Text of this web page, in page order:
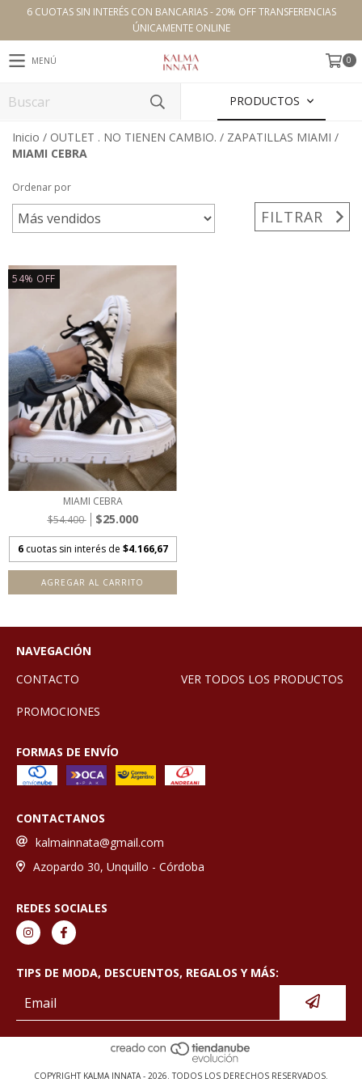
6 CUOTAS SIN INTERÉS CON BANCARIAS - 20% OFF TRANSFERENCIAS
ÚNICAMENTE ONLINE
MENÚ 0
PRODUCTOS
Inicio / OUTLET . NO TIENEN CAMBIO. / ZAPATILLAS MIAMI /
MIAMI CEBRA
Ordenar por
FILTRAR
54% OFF
MIAMI CEBRA
$54.400
$25.000
6 cuotas sin interés de $4.166,67
AGREGAR AL CARRITO
NAVEGACIÓN
CONTACTO
VER TODOS LOS PRODUCTOS
PROMOCIONES
FORMAS DE ENVÍO
CONTACTANOS
kalmainnata@gmail.com
Azopardo 30, Unquillo - Córdoba
REDES SOCIALES
TIPS DE MODA, DESCUENTOS, REGALOS Y MÁS:
COPYRIGHT KALMA INNATA - 2026. TODOS LOS DERECHOS RESERVADOS.